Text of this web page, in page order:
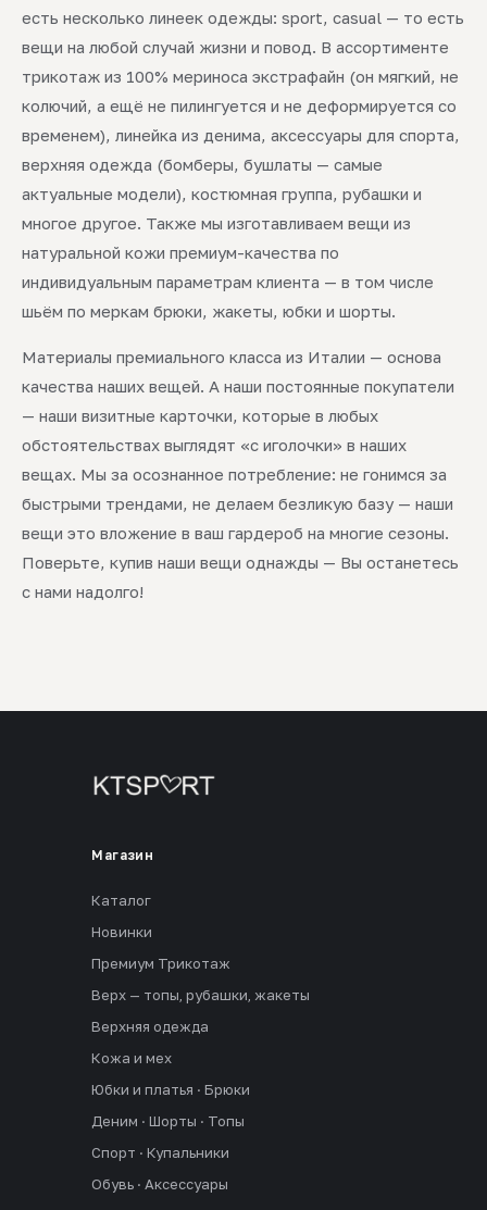
есть несколько линеек одежды: sport, casual — то есть
вещи на любой случай жизни и повод. В ассортименте
трикотаж из 100% мериноса экстрафайн (он мягкий, не
колючий, а ещё не пилингуется и не деформируется со
временем), линейка из денима, аксессуары для спорта,
верхняя одежда (бомберы, бушлаты — самые
актуальные модели), костюмная группа, рубашки и
многое другое. Также мы изготавливаем вещи из
натуральной кожи премиум-качества по
индивидуальным параметрам клиента — в том числе
шьём по меркам брюки, жакеты, юбки и шорты.
Материалы премиального класса из Италии — основа
качества наших вещей. А наши постоянные покупатели
— наши визитные карточки, которые в любых
обстоятельствах выглядят «с иголочки» в наших
вещах. Мы за осознанное потребление: не гонимся за
быстрыми трендами, не делаем безликую базу — наши
вещи это вложение в ваш гардероб на многие сезоны.
Поверьте, купив наши вещи однажды — Вы останетесь
с нами надолго!
Магазин
Каталог
Новинки
Премиум Трикотаж
Верх — топы, рубашки, жакеты
Верхняя одежда
Кожа и мех
Юбки и платья · Брюки
Деним · Шорты · Топы
Спорт · Купальники
Обувь · Аксессуары